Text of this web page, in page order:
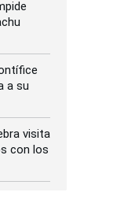
a su
visita
con los